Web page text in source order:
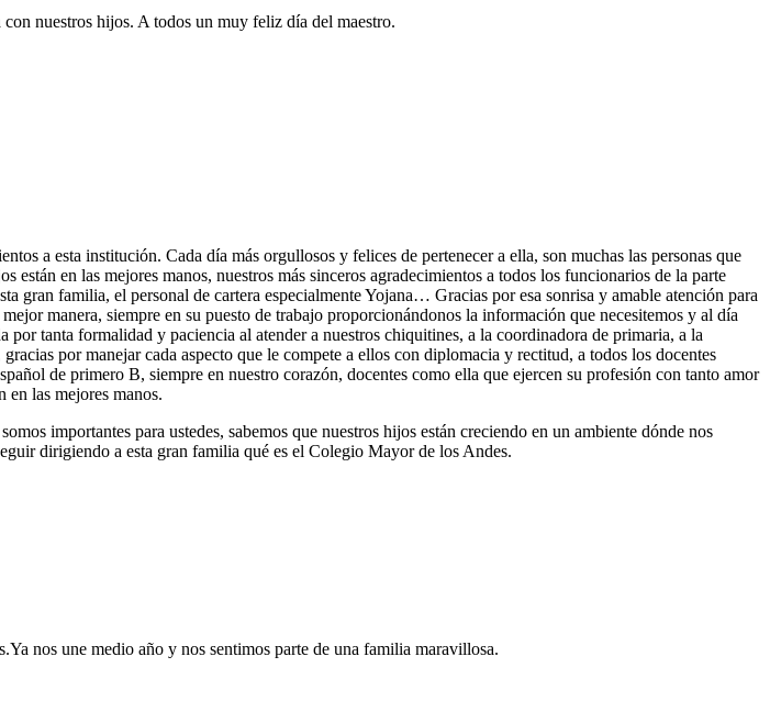
nuestros hijos. A todos un muy feliz día del maestro.
a esta institución. Cada día más orgullosos y felices de pertenecer a ella, son muchas las personas que
en las mejores manos, nuestros más sinceros agradecimientos a todos los funcionarios de la parte
gran familia, el personal de cartera especialmente Yojana… Gracias por esa sonrisa y amable atención para
manera, siempre en su puesto de trabajo proporcionándonos la información que necesitemos y al día
tanta formalidad y paciencia al atender a nuestros chiquitines, a la coordinadora de primaria, a la
por manejar cada aspecto que le compete a ellos con diplomacia y rectitud, a todos los docentes
de primero B, siempre en nuestro corazón, docentes como ella que ejercen su profesión con tanto amor
en las mejores manos.
importantes para ustedes, sabemos que nuestros hijos están creciendo en un ambiente dónde nos
dirigiendo a esta gran familia qué es el Colegio Mayor de los Andes.
nos une medio año y nos sentimos parte de una familia maravillosa.